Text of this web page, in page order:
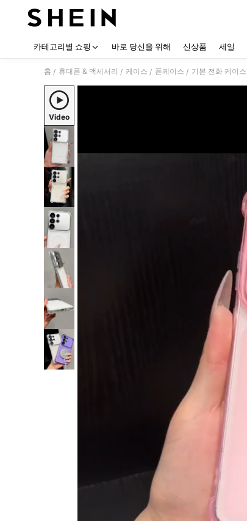
카테고리별 쇼핑 바로 당신을 위해 신상품 세일
홈 / 휴대폰 & 액세서리 / 케이스 / 폰케이스 / 기본 전화 케이스
Video